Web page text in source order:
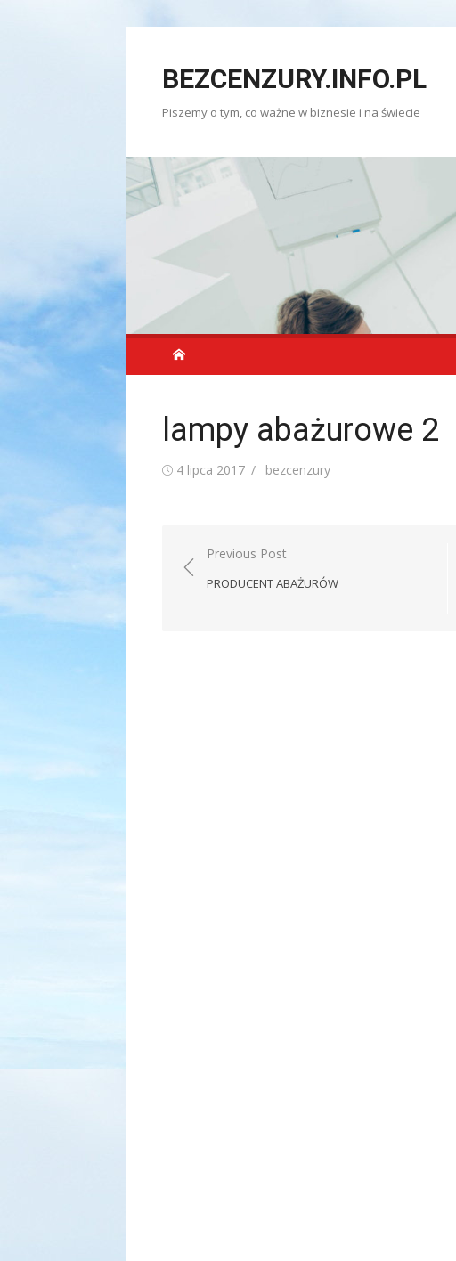
BEZCENZURY.INFO.PL
Piszemy o tym, co ważne w biznesie i na świecie
lampy abażurowe 2
Posted
4 lipca 2017 Author
bezcenzury
Nawigacja
wpisu
Previous Post
PRODUCENT ABAŻURÓW